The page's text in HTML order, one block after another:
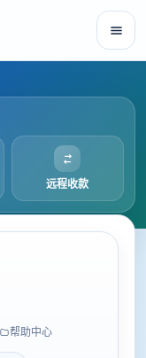
远程收款
帮助中心